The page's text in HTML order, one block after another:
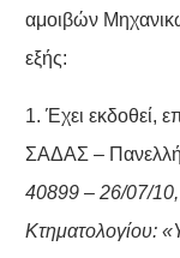
αμοιβών
εξής:
1. Έχει εκδοθεί,
ΣΑΔΑΣ –
40899 – 26/07/10,
Κτηματολογίου: